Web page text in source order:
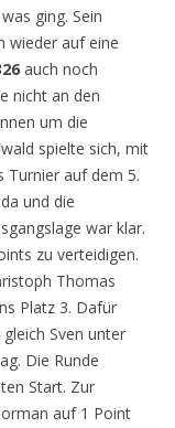
ging. Sein
wieder auf eine
auch noch
nicht an den
um die
spielte sich, mit
Turnier auf dem 5.
und die
war klar.
zu verteidigen.
Thomas
Platz 3. Dafür
Sven unter
Die Runde
Start. Zur
auf 1 Point